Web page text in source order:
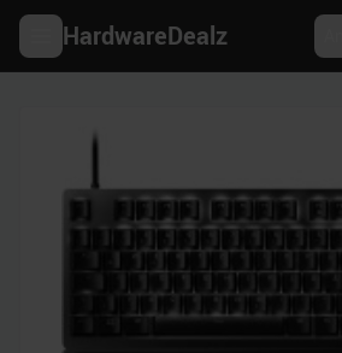
HardwareDealz